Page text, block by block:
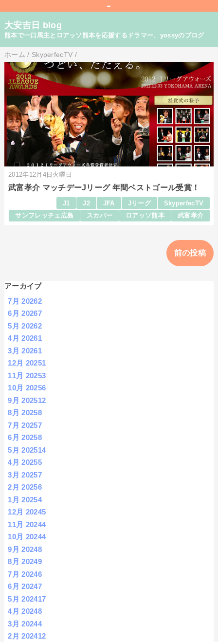
=
大安吉日 blog
熊本で一口馬主とロアッソ熊本を応援するドラマー、yossyのブログ
ホーム / SkyperfecTV /
2012年12月4日火曜日
武富孝介 マッチデーJリーグ 年間ベストゴール受賞！
J1 J2 JFA Jリーグ
SkyperfecTV
サンフレッチェ広島
スカパー ロアッソ熊本 武富孝介
前の投稿
アーカイブ
7月 20262
6月 20267
5月 20262
4月 20261
3月 20261
12月 20251
11月 20253
10月 20256
9月 202512
8月 20258
7月 20257
6月 20258
5月 202514
4月 20255
3月 20257
2月 20256
1月 20254
12月 20245
11月 20244
10月 20244
9月 20248
8月 20249
7月 20246
6月 20247
5月 202417
4月 20248
3月 20244
2月 202412